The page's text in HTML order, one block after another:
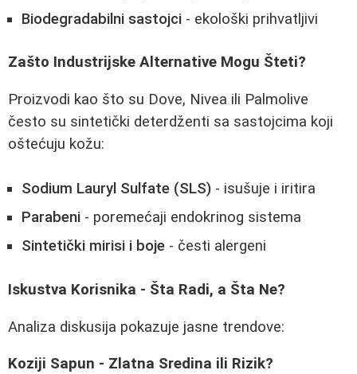
Biodegradabilni sastojci - ekološki prihvatljivi
Zašto Industrijske Alternative Mogu Šteti?
Proizvodi kao što su Dove, Nivea ili Palmolive
često su sintetički deterdženti sa sastojcima koji
oštećuju kožu:
Sodium Lauryl Sulfate (SLS) - isušuje i iritira
Parabeni - poremećaji endokrinog sistema
Sintetički mirisi i boje - česti alergeni
Iskustva Korisnika - Šta Radi, a Šta Ne?
Analiza diskusija pokazuje jasne trendove:
Koziji Sapun - Zlatna Sredina ili Rizik?